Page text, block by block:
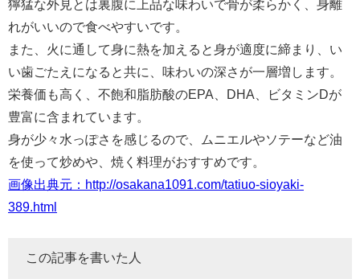
獰猛な外見とは裏腹に上品な味わいで骨が柔らかく、身離
れがいいので食べやすいです。
また、火に通して身に熱を加えると身が適度に締まり、い
い歯ごたえになると共に、味わいの深さが一層増します。
栄養価も高く、不飽和脂肪酸のEPA、DHA、ビタミンDが
豊富に含まれています。
身が少々水っぽさを感じるので、ムニエルやソテーなど油
を使って炒めや、焼く料理がおすすめです。
画像出典元：http://osakana1091.com/tatiuo-sioyaki-
389.html
この記事を書いた人